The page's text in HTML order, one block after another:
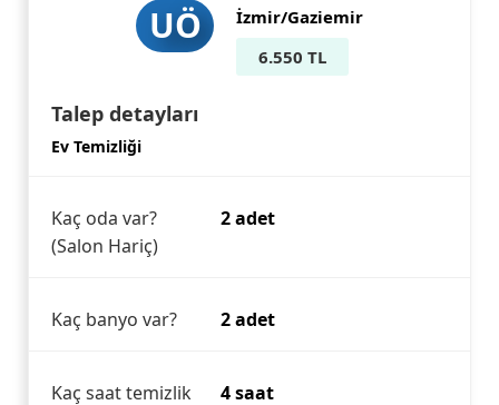
UÖ
İzmir/Gaziemir
6.550 TL
Talep detayları
Ev Temizliği
Kaç oda var?
(Salon Hariç)
2 adet
Kaç banyo var? 2 adet
Kaç saat temizlik
4 saat